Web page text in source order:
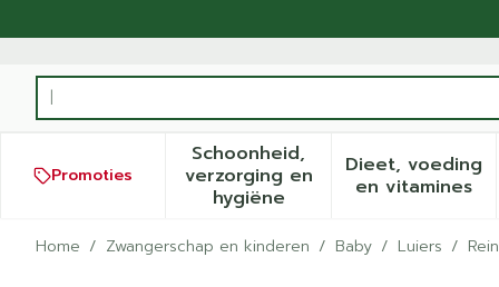
Product, merk, categorie...
Promoties
Schoonheid,
verzorging en
hygiëneToon submenu voor
Dieet, voeding
en vitamines
Toon
Home / Zwangerschap en kinderen / Baby / Luiers /